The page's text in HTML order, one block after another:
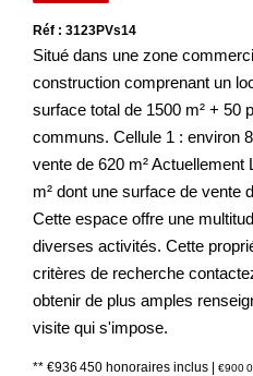
Réf : 3123PVs14
Situé dans une zone
construction comprenant un
surface total de 1500 m² + 50
communs. Cellule 1 : environ
vente de 620 m² Actuellement
m² dont une surface de vente
Cette espace offre une
diverses activités. Cette
critères de recherche
obtenir de plus amples
visite qui s'impose.
** €936 450 honoraires inclus | €900